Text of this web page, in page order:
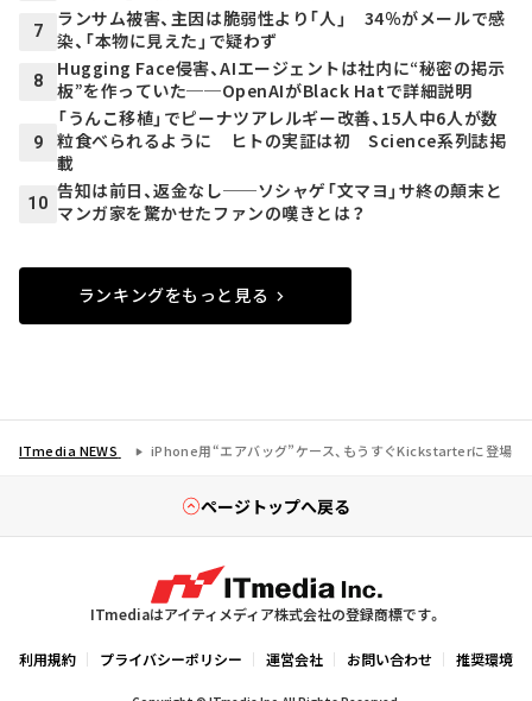
7
ランサム被害、主因は脆弱性より「人」 34％がメールで感
染、「本物に見えた」で疑わず
8
Hugging Face侵害、AIエージェントは社内に“秘密の掲示
板”を作っていた──OpenAIがBlack Hatで詳細説明
9
「うんこ移植」でピーナツアレルギー改善、15人中6人が数
粒食べられるように ヒトの実証は初 Science系列誌掲
載
10
告知は前日、返金なし──ソシャゲ「文マヨ」サ終の顛末と
マンガ家を驚かせたファンの嘆きとは？
ランキングをもっと見る
ITmedia NEWS iPhone用“エアバッグ”ケース、もうすぐKickstarterに登場
ページトップへ戻る
ITmediaはアイティメディア株式会社の登録商標です。
利用規約 プライバシーポリシー 運営会社 お問い合わせ 推奨環境